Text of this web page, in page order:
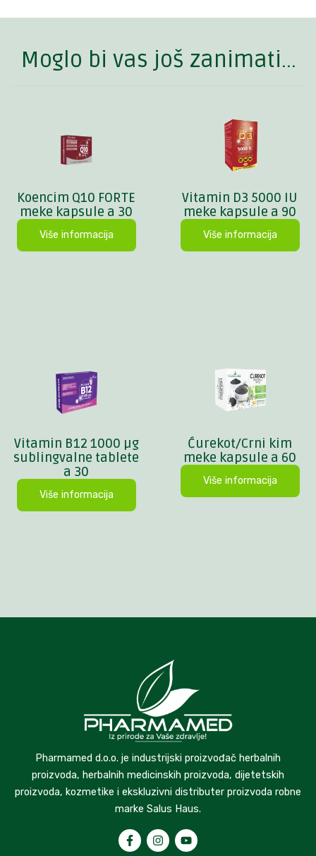
Moglo bi vas još zanimati...
Koencim Q10 FORTE
meke kapsule a 30
Više informacija
Vitamin D3 5000 IU
meke kapsule a 90
Više informacija
Vitamin B12 1000 µg
sublingvalne tablete
a 30
Više informacija
Ćurekot/Crni kim
meke kapsule a 60
Više informacija
Pharmamed d.o.o. je industrijski proizvođač herbalnih
proizvoda, herbalnih medicinskih proizvoda, dijetetskih
proizvoda, kozmetike i ekskluzivni distributer proizvoda robne
marke Salus Haus.